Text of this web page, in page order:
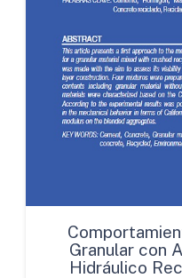
Granular con
Hidráulico